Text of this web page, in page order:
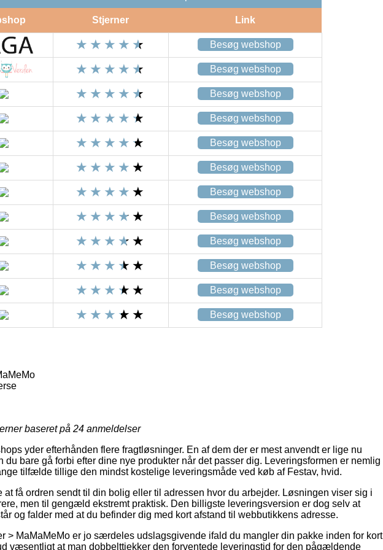
Stjerner Link
Besøg webshop
Besøg webshop
Besøg webshop
Besøg webshop
Besøg webshop
Besøg webshop
Besøg webshop
Besøg webshop
Besøg webshop
Besøg webshop
Besøg webshop
Besøg webshop
baseret på 24 anmeldelser
yder efterhånden flere fragtløsninger. En af dem der er mest anvendt er lige nu
du bare gå forbi efter dine nye produkter når det passer dig. Leveringsformen er nemlig
tilfælde tillige den mindst kostelige leveringsmåde ved køb af Festav, hvid.
at få ordren sendt til din bolig eller til adressen hvor du arbejder. Løsningen viser sig i
men til gengæld ekstremt praktisk. Den billigste leveringsversion er dog selv at
og falder med at du befinder dig med kort afstand til webbutikkens adresse.
> MaMaMeMo er jo særdeles udslagsgivende ifald du mangler din pakke inden for kort
væsentligt at man dobbelttjekker den forventede leveringstid for den pågældende